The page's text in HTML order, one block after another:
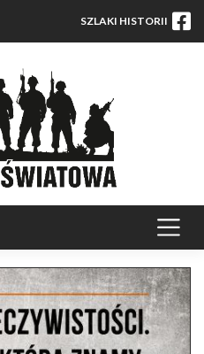
SZLAKI HISTORII